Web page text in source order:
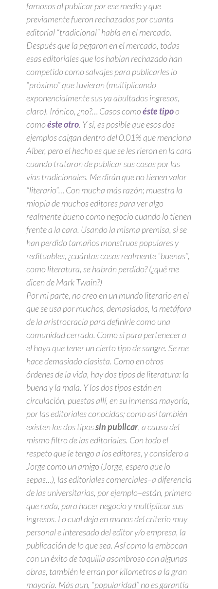
famosos al publicar por ese medio y que
previamente fueron rechazados por cuanta
editorial “tradicional” había en el mercado.
Después que la pegaron en el mercado, todas
esas editoriales que los habían rechazado han
competido como salvajes para publicarles lo
“próximo” que tuvieran (multiplicando
exponencialmente sus ya abultados ingresos,
claro). Irónico, ¿no?… Casos comoéste tipoo
comoéste otro. Y sí, es posible que esos dos
ejemplos caigan dentro del 0.01% que menciona
Alber, pero el hecho es que se les rieron en la cara
cuando trataron de publicar sus cosas por las
vías tradicionales. Me dirán que no tienen valor
“literario”… Con mucha más razón; muestra la
miopía de muchos editores para ver algo
realmente bueno como negocio cuando lo tienen
frente a la cara. Usando la misma premisa, si se
han perdido tamaños monstruos populares y
redituables, ¿cuántas cosas realmente “buenas”,
como literatura, se habrán perdido? (¿qué me
dicen de Mark Twain?)
Por mi parte, no creo en un mundo literario en el
que se usa por muchos, demasiados, la metáfora
de la aristrocracia para definirle como una
comunidad cerrada. Como si para pertenecer a
el haya que tener un cierto tipo de sangre. Se me
hace demasiado clasista. Como en otros
órdenes de la vida, hay dos tipos de literatura: la
buena y la mala. Y los dos tipos están en
circulación, puestas allí, en su inmensa mayoría,
por las editoriales conocidas; como así también
existen los dos tipossin publicar, a causa del
mismo filtro de las editoriales. Con todo el
respeto que le tengo a los editores, y considero a
Jorge como un amigo (Jorge, espero que lo
sepas…), las editoriales comerciales–a diferencia
de las universitarias, por ejemplo–están, primero
que nada, para hacer negocio y multiplicar sus
ingresos. Lo cual deja en manos del criterio muy
personal e interesado del editor y/o empresa, la
publicación de lo que sea. Así como la embocan
con un éxito de taquilla asombroso con algunas
obras, también le erran por kilometros a la gran
mayoría. Más aun, “popularidad” no es garantía